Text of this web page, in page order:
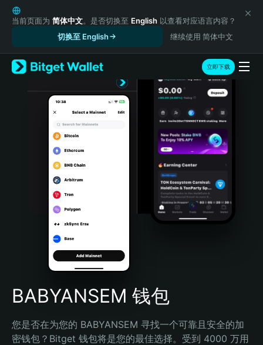
English
日本語
Русский
Español (Latinoamérica)
Türkçe
Português (Portugal)
Bahasa Indonesia
Português (Brasil)
Español (Argentina)
当前页面为 简体中文。是否切换至 English 以查看对应语言内容？
切换至 English
继续使用 简体中文
立即下载
BABYANSEM 钱包
您是否在为您的 BABYANSEM 寻找一个可靠且安全的加
密钱包？Bitget 钱包将是您的最佳选择。受到 4000 万用